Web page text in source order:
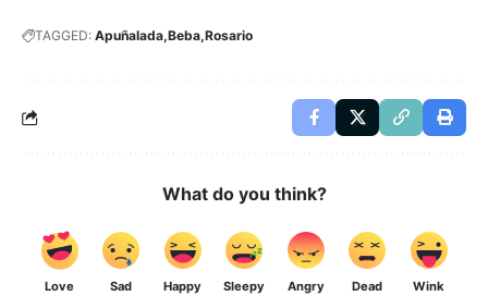
TAGGED: Apuñalada Beba Rosario
What do you think?
Love Sad Happy Sleepy Angry Dead Wink